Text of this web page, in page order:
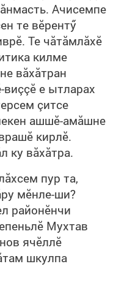
Ачисемпе
те вӗрентӳ
Те чăтăмлăхӗ
килме
вăхăтран
е ытларах
çитсе
ашшӗ-амăшне
кирлӗ.
ку вăхăтра.
пур та,
мӗнле-ши?
районӗнчи
Мухтав
ячӗллӗ
шкулпа